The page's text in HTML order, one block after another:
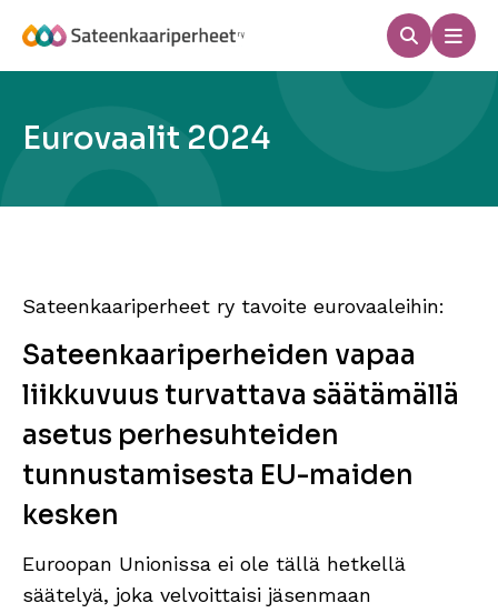
sisältöön
Haku
Eurovaalit 2024
Sateenkaariperheet ry tavoite eurovaaleihin:
Sateenkaariperheiden vapaa
liikkuvuus turvattava säätämällä
asetus perhesuhteiden
tunnustamisesta EU-maiden
kesken
Euroopan Unionissa ei ole tällä hetkellä
säätelyä, joka velvoittaisi jäsenmaan